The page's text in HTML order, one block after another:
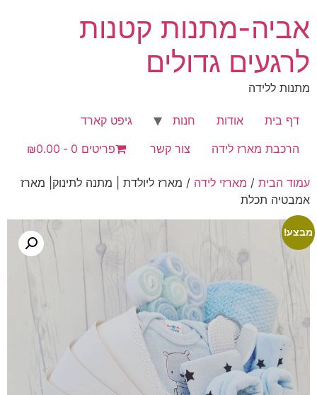
לתוכן
אביה-מתנות קטנות
לרגעים גדולים
מתנות ללידה
דף בית אודות חנות
גיפט קארד
הרכבת מארז לידה
צור קשר פריטים 0 ₪0.00
עמוד הבית / מארזי לידה / מארז ליולדת | מתנה לתינוק| מארז
אמבטיה תכלת
מבצע!